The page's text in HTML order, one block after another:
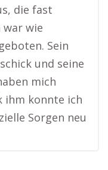
die fast
wie
Sein
und seine
mich
ihm konnte ich
Sorgen neu